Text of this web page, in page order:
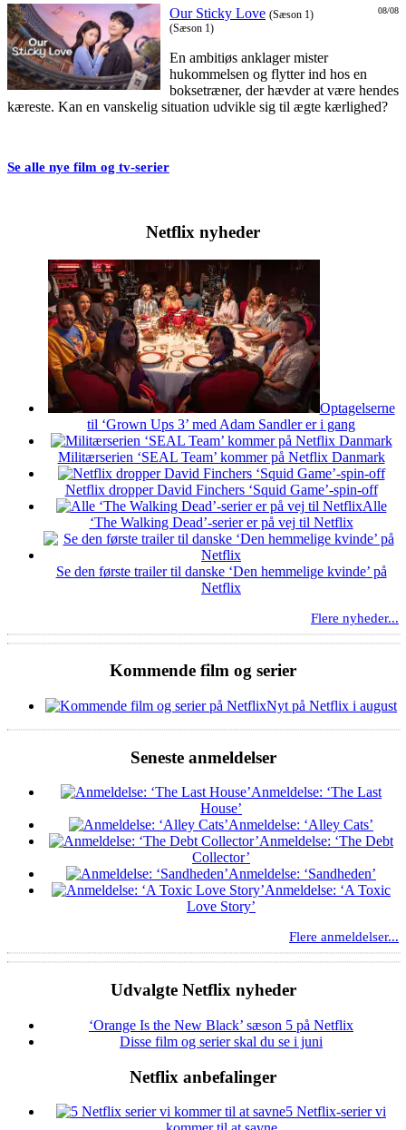
08/08
Our Sticky Love (Sæson 1)
(Sæson 1)
En ambitiøs anklager mister
hukommelsen og flytter ind hos en
boksetræner, der hævder at være hendes
kæreste. Kan en vanskelig situation udvikle sig til ægte kærlighed?
Se alle nye film og tv-serier
Netflix nyheder
Optagelserne
til ‘Grown Ups 3’ med Adam Sandler er i gang
Militærserien ‘SEAL Team’ kommer på Netflix Danmark
Netflix dropper David Finchers ‘Squid Game’-spin-off
Alle
‘The Walking Dead’-serier er på vej til Netflix
Se den første trailer til danske ‘Den hemmelige kvinde’ på
Netflix
Flere nyheder...
Kommende film og serier
Nyt på Netflix i august
Seneste anmeldelser
Anmeldelse: ‘The Last
House’
Anmeldelse: ‘Alley Cats’
Anmeldelse: ‘The Debt
Collector’
Anmeldelse: ‘Sandheden’
Anmeldelse: ‘A Toxic
Love Story’
Flere anmeldelser...
Udvalgte Netflix nyheder
‘Orange Is the New Black’ sæson 5 på Netflix
Disse film og serier skal du se i juni
Netflix anbefalinger
5 Netflix-serier vi